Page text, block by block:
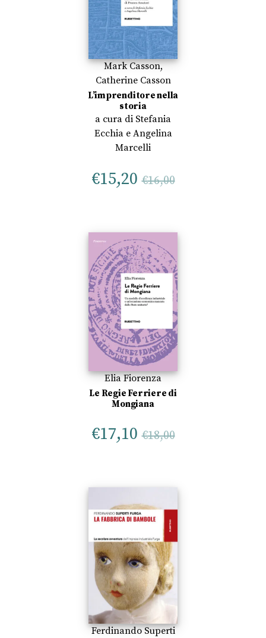
Mark Casson,
Catherine Casson
L’imprenditore nella
storia
a cura di Stefania
Ecchiae Angelina
Marcelli
€15,20 €16,00
Elia Fiorenza
Le Regie Ferriere di
Mongiana
€17,10 €18,00
Ferdinando Superti